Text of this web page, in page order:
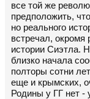
все той же
предположить,
но реального
встречал, окромя
истории Сиэтла.
близко начала
полторы сотни
еще и крымских,
Родины у ГГ нет -